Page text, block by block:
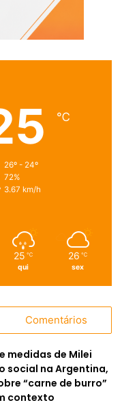
℃
26º - 24º
72%
3.67 km/h
25 ℃
qui
26 ℃
sex
Comentários
medidas de Milei
social na Argentina,
“carne de burro”
contexto